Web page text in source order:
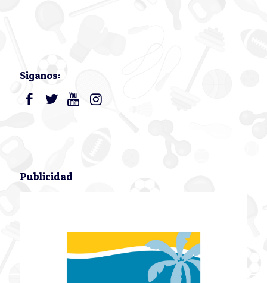
Siganos:
Publicidad